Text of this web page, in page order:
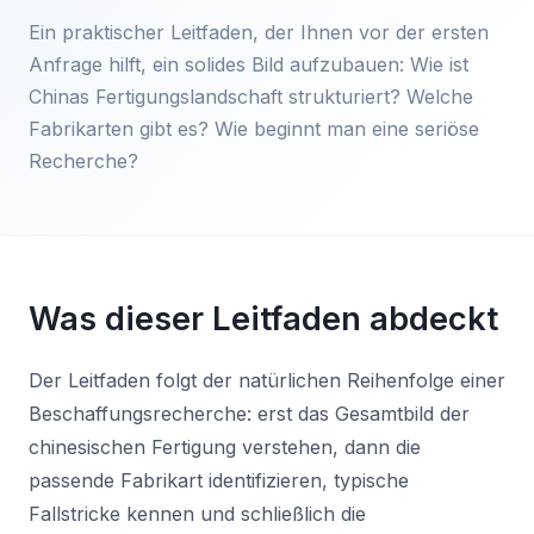
Ein praktischer Leitfaden, der Ihnen vor der ersten
Anfrage hilft, ein solides Bild aufzubauen: Wie ist
Chinas Fertigungslandschaft strukturiert? Welche
Fabrikarten gibt es? Wie beginnt man eine seriöse
Recherche?
Was dieser Leitfaden abdeckt
Der Leitfaden folgt der natürlichen Reihenfolge einer
Beschaffungsrecherche: erst das Gesamtbild der
chinesischen Fertigung verstehen, dann die
passende Fabrikart identifizieren, typische
Fallstricke kennen und schließlich die